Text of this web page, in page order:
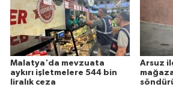
Malatya'da mevzuata
aykırı işletmelere 544 bin
liralık ceza
Arsuz